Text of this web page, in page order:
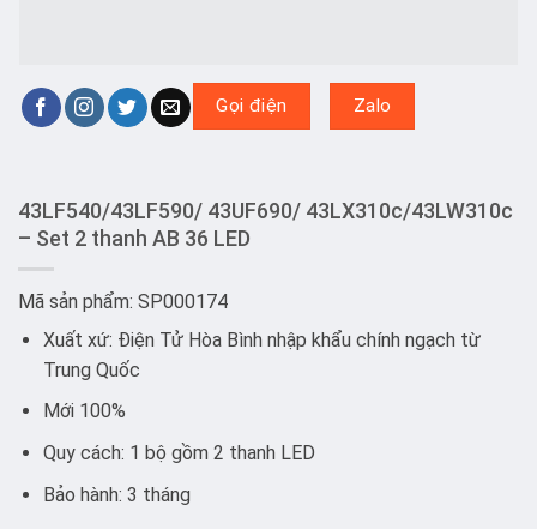
Gọi điện Zalo
43LF540/43LF590/ 43UF690/ 43LX310c/43LW310c
– Set 2 thanh AB 36 LED
Mã sản phẩm: SP000174
Xuất xứ: Điện Tử Hòa Bình nhập khẩu chính ngạch từ
Trung Quốc
Mới 100%
Quy cách: 1 bộ gồm 2 thanh LED
Bảo hành: 3 tháng